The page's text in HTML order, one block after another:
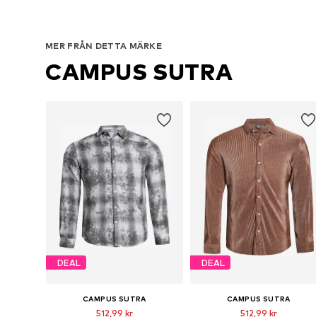
MER FRÅN DETTA MÄRKE
CAMPUS SUTRA
DEAL
CAMPUS SUTRA
512,99 kr
DEAL
CAMPUS SUTRA
512,99 kr